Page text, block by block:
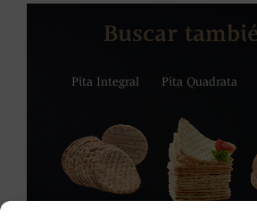
Buscar
Pita Integral Pita Quadrata